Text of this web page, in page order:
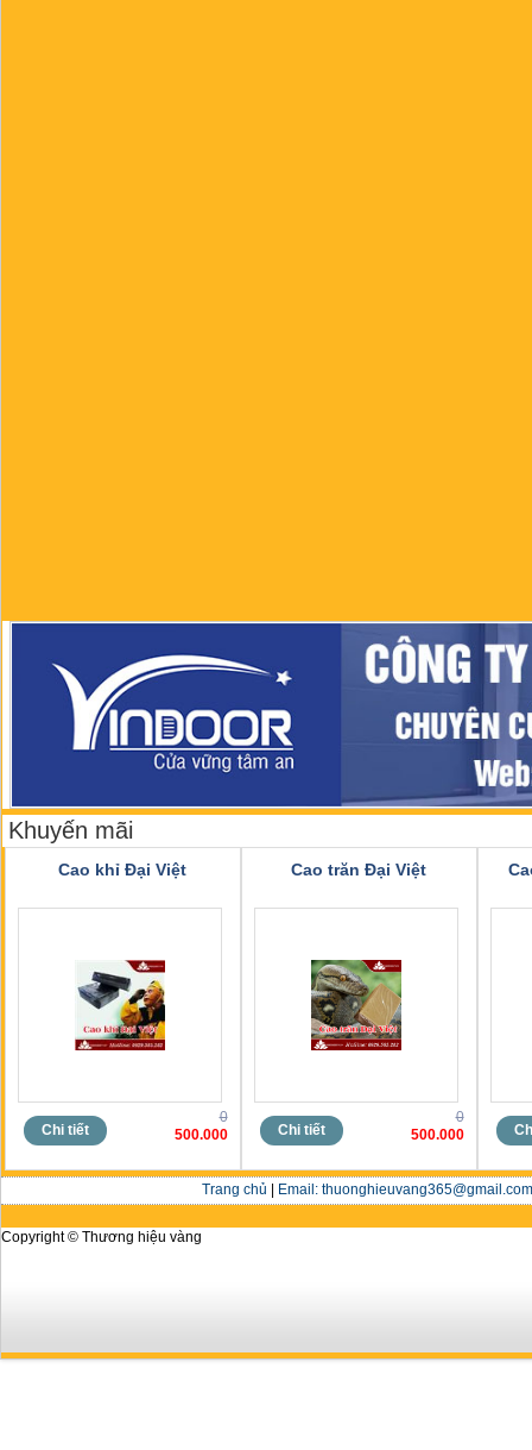
Khuyến mãi
Cao khỉ Đại Việt
Chi tiết
0
500.000
Cao trăn Đại Việt
Chi tiết
0
500.000
Trang chủ Email:
Copyright © Thương hiệu vàng